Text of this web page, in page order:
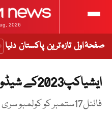
2026
صفحۂ اول تازہ ترین پاکستان دنیا
ایشیاکپ2023کے شیڈول کااعلان کر دیا گیا
فائنل17ستمبر کو کولمبو سری لنکا میں کھیلاجائےگا